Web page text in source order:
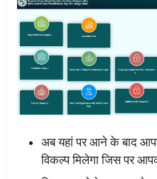
अब यहां पर आने के बाद
विकल्प मिलेगा जिस पर